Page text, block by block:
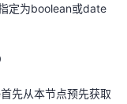
定为boolean或date
先从本节点预先获取